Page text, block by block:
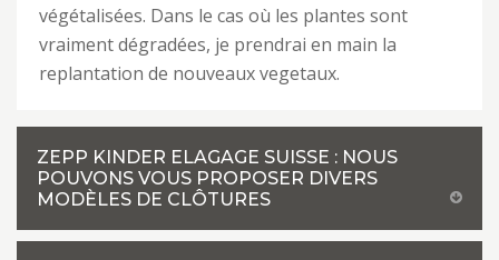
végétalisées. Dans le cas où les plantes sont
vraiment dégradées, je prendrai en main la
replantation de nouveaux vegetaux.
ZEPP KINDER ELAGAGE SUISSE : NOUS
POUVONS VOUS PROPOSER DIVERS
MODÈLES DE CLÔTURES